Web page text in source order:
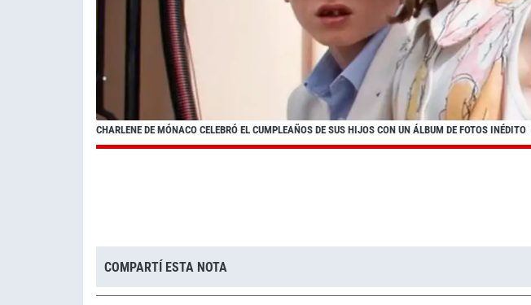
CHARLENE DE MÓNACO CELEBRÓ EL CUMPLEAÑOS DE SUS HIJOS CON UN ÁLBUM DE FOTOS INÉDITO
COMPARTÍ ESTA NOTA